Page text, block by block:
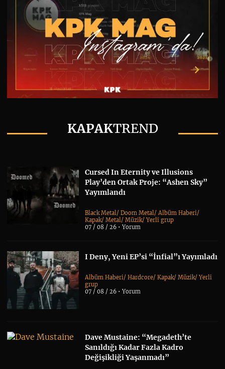
KAPAKTREND
Cursed In Eternity ve Illusions
Play’den Ortak Proje: “Ashen Sky”
Yayımlandı
Black Metal/Doom Metal/Albüm Haberi/
Kapak/Metal/Müzik/Yerli grup
07 / 08 / 26 •Yorum
I Deny, Yeni EP’si “İnfial”ı Yayımladı
Albüm Haberi/Hardcore/Kapak/Müzik/Yerli
grup
07 / 08 / 26 •Yorum
Dave Mustaine: “Megadeth’te
Sanıldığı Kadar Fazla Kadro
Değişikliği Yaşanmadı”